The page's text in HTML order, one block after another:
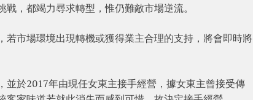
，都竭力尋求轉型，惟仍難敵市場逆流。
市場環境出現轉機或獲得業主合理的支持，將會即時將
於2017年由現任女東主接手經營，據女東主曾接受傳